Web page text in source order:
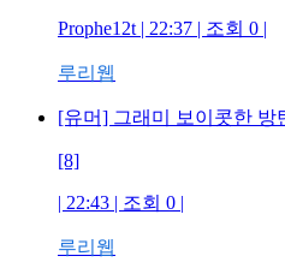
Prophe12t | 22:37 | 조회 0 |
루리웹
[유머] 그래미 보이콧한 방
[8]
| 22:43 | 조회 0 |
루리웹